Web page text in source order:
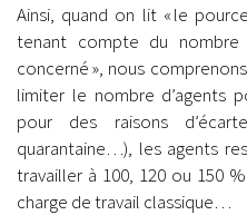
Ainsi, quand on lit « le
tenant compte du nombre
concerné », nous
limiter le nombre d’agents
pour des raisons
quarantaine…), les agents
travailler à 100, 120 ou 150
charge de travail classique…